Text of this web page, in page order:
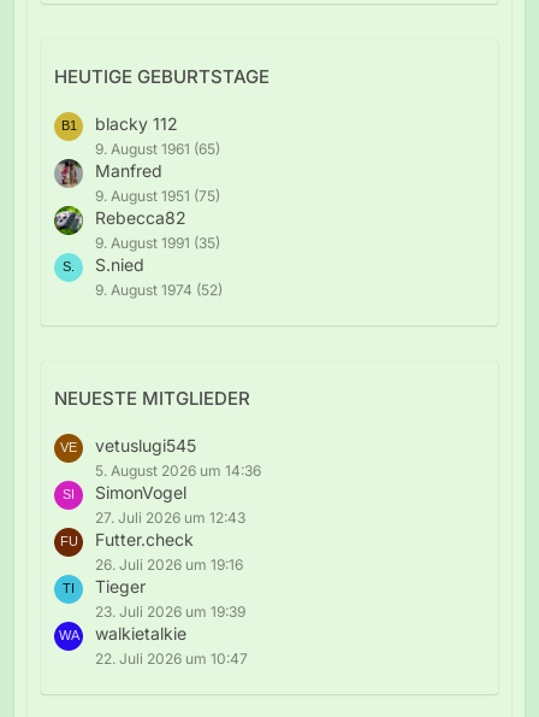
HEUTIGE GEBURTSTAGE
blacky 112
9. August 1961 (65)
Manfred
9. August 1951 (75)
Rebecca82
9. August 1991 (35)
S.nied
9. August 1974 (52)
NEUESTE MITGLIEDER
vetuslugi545
5. August 2026 um 14:36
SimonVogel
27. Juli 2026 um 12:43
Futter.check
26. Juli 2026 um 19:16
Tieger
23. Juli 2026 um 19:39
walkietalkie
22. Juli 2026 um 10:47